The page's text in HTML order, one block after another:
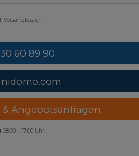
Versandkosten
60 89 90
& Angebotsanfragen
08:00 - 17:00 Uhr